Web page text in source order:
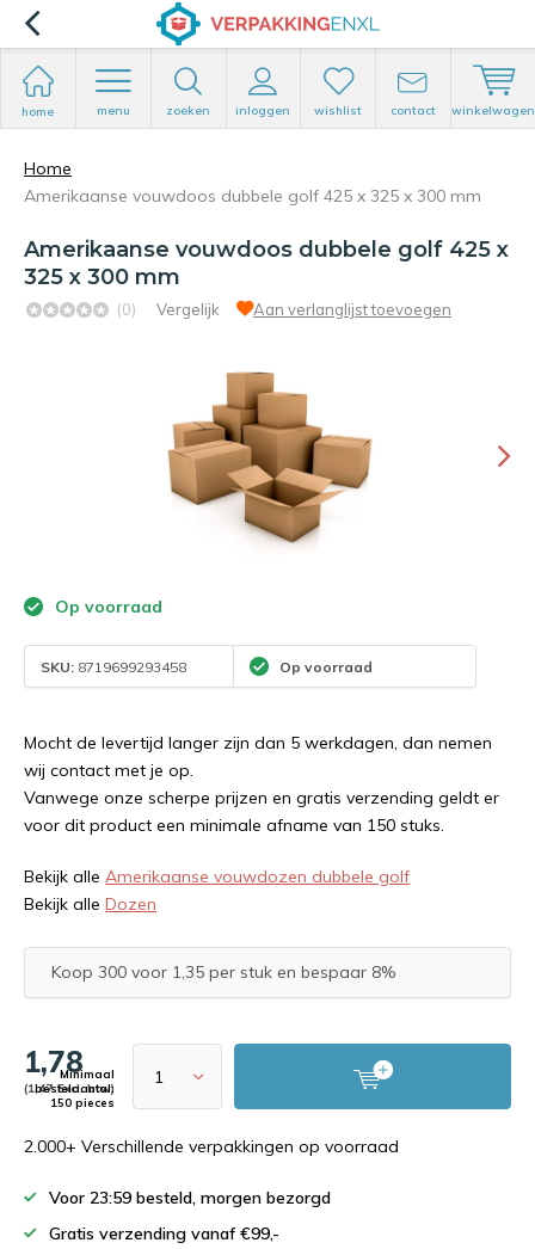
home menu zoeken inloggen wishlist contact winkelwagen
Home
Amerikaanse vouwdoos dubbele golf 425 x 325 x 300 mm
Amerikaanse vouwdoos dubbele golf 425 x
325 x 300 mm
(0) Vergelijk Aan verlanglijst toevoegen
Op voorraad
SKU: 8719699293458 Op voorraad
Mocht de levertijd langer zijn dan 5 werkdagen, dan nemen
wij contact met je op.
Vanwege onze scherpe prijzen en gratis verzending geldt er
voor dit product een minimale afname van 150 stuks.
Bekijk alle Amerikaanse vouwdozen dubbele golf
Bekijk alle Dozen
Koop 300 voor 1,35 per stuk en bespaar 8%
1,78
(1,47 Excl. btw)
Minimaal
bestelaantal:
150 pieces
2.000+ Verschillende verpakkingen op voorraad
Voor 23:59 besteld, morgen bezorgd
Gratis verzending vanaf €99,-